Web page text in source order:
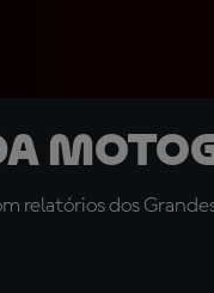
relatórios dos